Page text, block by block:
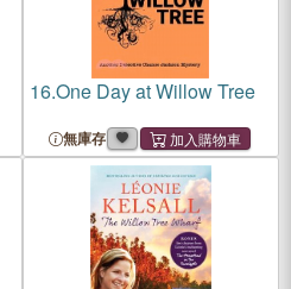
16.One Day at Willow Tree
無庫存